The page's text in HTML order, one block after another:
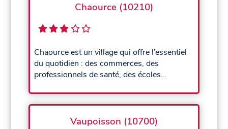
Chaource (10210)
Chaource est un village qui offre l’essentiel
du quotidien : des commerces, des
professionnels de santé, des écoles...
Vaupoisson (10700)